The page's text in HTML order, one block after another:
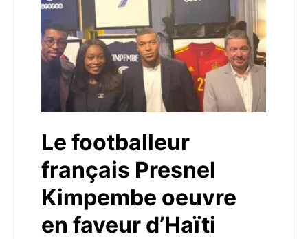
Le footballeur
français Presnel
Kimpembe oeuvre
en faveur d’Haïti